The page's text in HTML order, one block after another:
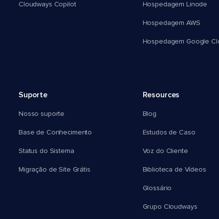
Cloudways Copilot Hospedagem Linode
Hospedagem AWS
Hospedagem Google
Suporte
Nosso suporte
Base de Conhecimento
Status do Sistema
Migração de Site Grátis
Resources
Blog
Estudos de Caso
Voz do Cliente
Biblioteca de Vídeos
Glossário
Grupo Cloudways